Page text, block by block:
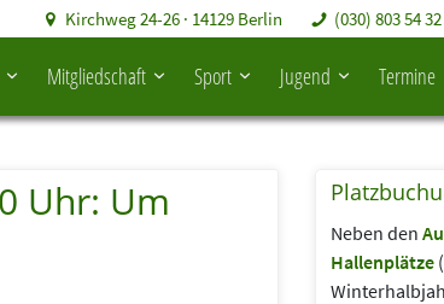
Kirchweg 24-26 · 14129 Berlin (030) 803 54 32
Mitgliedschaft Sport Jugend Termine
Uhr: Um
Neben den
Hallenplätze